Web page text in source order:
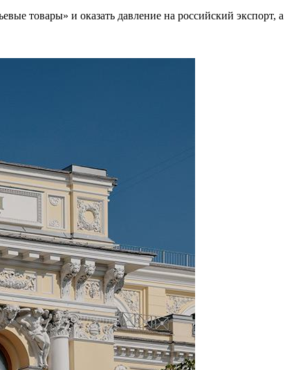
товары» и оказать давление на российский экспорт, а